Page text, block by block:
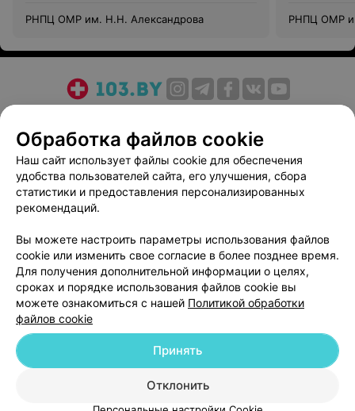
РНПЦ ОМР им. Н.Н. Александрова РНПЦ ОМР
Медицинский маркетинг
Публичный договор
Пользовательское соглашение
Способы оплаты
Вакансии
Партнеры
Написать руководителю 103.by
Персональные настройки cookie
Обработка персональных данных
Обработка файлов cookie
Наш сайт использует файлы cookie для обеспечения
удобства пользователей сайта, его улучшения, сбора
статистики и предоставления персонализированных
рекомендаций.
Вы можете настроить параметры использования файлов
cookie или изменить свое согласие в более позднее время.
Для получения дополнительной информации о целях,
сроках и порядке использования файлов cookie вы
можете ознакомиться с нашей Политикой обработки
файлов cookie
Отклонить
Принять